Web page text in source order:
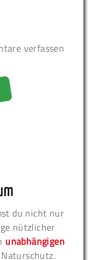
verfassen
du nicht nur
nützlicher
unabhängigen